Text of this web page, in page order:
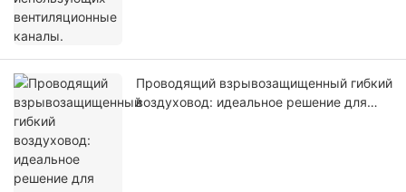
Проводящий взрывозащищенный гибкий
воздуховод: идеальное решение для